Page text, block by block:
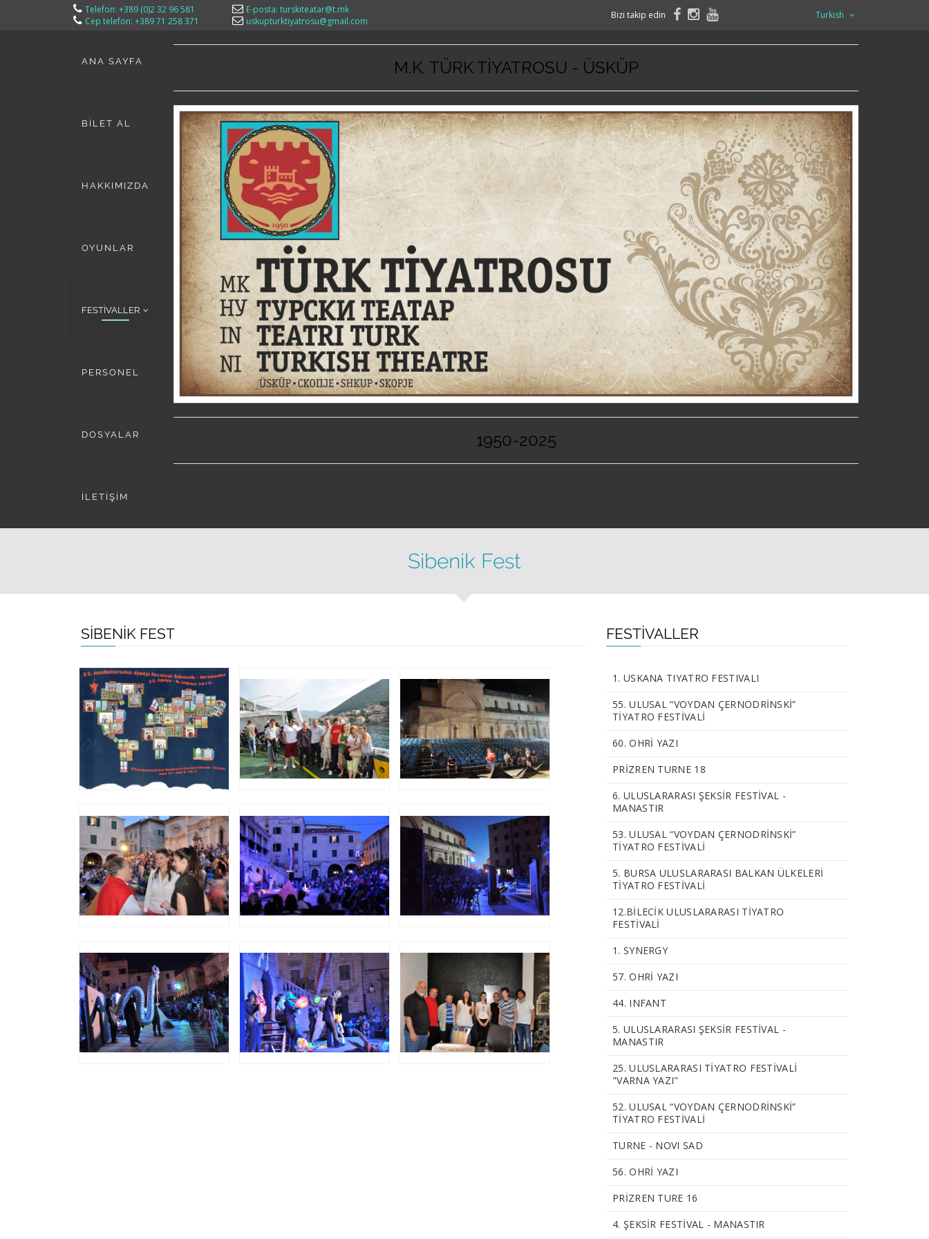
Telefon: +389 (0)2 32 96 581
Cep telefon: +389 71 258 371
E-posta: turskiteatar@t.mk
uskupturktiyatrosu@gmail.com
Bizi takip edin Turkish
ANA SAYFA
BİLET AL
HAKKIMIZDA
OYUNLAR
FESTİVALLER
PERSONEL
DOSYALAR
İLETİŞİM
M.K. TÜRK TİYATROSU - ÜSKÜP
1950-2025
Sibenik Fest
SIBENIK FEST FESTIVALLER
1. USKANA TIYATRO FESTIVALI
55. ULUSAL “VOYDAN ÇERNODRİNSKİ”
TİYATRO FESTİVALİ
60. OHRİ YAZI
PRİZREN TURNE 18
6. ULUSLARARASI ŞEKSİR FESTİVAL -
MANASTIR
53. ULUSAL “VOYDAN ÇERNODRİNSKİ”
TİYATRO FESTİVALİ
5. BURSA ULUSLARARASI BALKAN ÜLKELERİ
TİYATRO FESTİVALİ
12.BILECIK ULUSLARARASI TIYATRO
FESTIVALI
1. SYNERGY
57. OHRİ YAZI
44. INFANT
5. ULUSLARARASI ŞEKSİR FESTİVAL -
MANASTIR
25. ULUSLARARASI TİYATRO FESTİVALİ
"VARNA YAZI"
52. ULUSAL “VOYDAN ÇERNODRİNSKİ”
TİYATRO FESTİVALİ
TURNE - NOVI SAD
56. OHRİ YAZI
PRİZREN TURE 16
4. ŞEKSİR FESTİVAL - MANASTIR